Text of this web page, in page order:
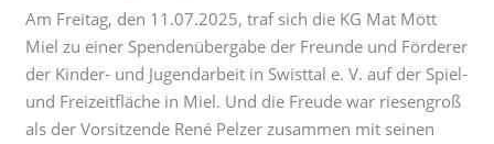
Am Freitag, den 11.07.2025, traf sich die KG Mat Mött
Miel zu einer Spendenübergabe der Freunde und Förderer
der Kinder- und Jugendarbeit in Swisttal e. V. auf der Spiel-
und Freizeitfläche in Miel. Und die Freude war riesengroß
als der Vorsitzende René Pelzer zusammen mit seinen
in
Swisttal
e.V.